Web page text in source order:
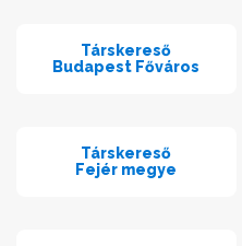
Társkereső
Budapest Főváros
Társkereső
Fejér megye